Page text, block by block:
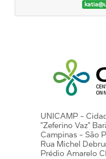
UNICAMP -
"Zeferino Vaz"
Campinas - São
Rua Michel
Prédio Amarelo